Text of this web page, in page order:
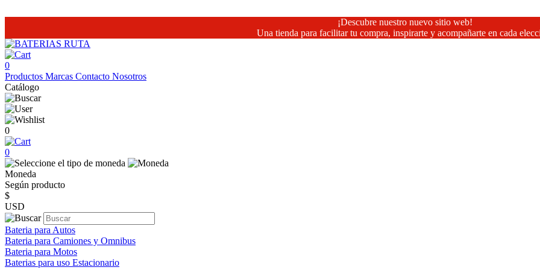
¡Descubre nuestro nuevo sitio web!
Una tienda para facilitar tu compra, inspirarte y acompañarte en cada
0
Productos Marcas Contacto Nosotros
Catálogo
0
0
Moneda
Según producto
$
USD
Bateria para Autos
Bateria para Camiones y Omnibus
Bateria para Motos
Baterias para uso Estacionario